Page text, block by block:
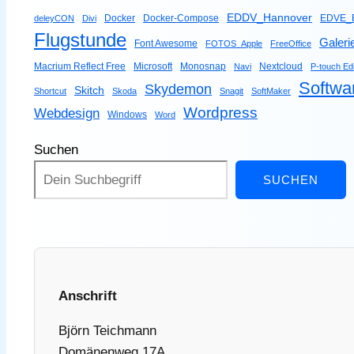
deleyCON Divi Docker Docker-Compose EDDV_Hannover
Flugstunde Font Awesome FOTOS_Apple FreeOffice
Macrium Reflect Free Microsoft Monosnap Navi Nextcloud P-touch
Shortcut Skitch Skoda Skydemon Snagit SoftMaker
Webdesign Windows Word Wordpress
Suchen
SUCHEN
Anschrift
Björn Teichmann